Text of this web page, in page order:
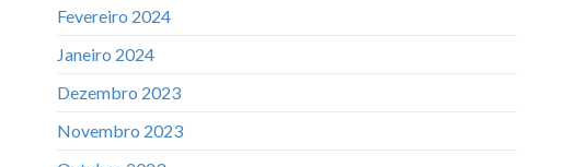
Fevereiro 2024
Janeiro 2024
Dezembro 2023
Novembro 2023